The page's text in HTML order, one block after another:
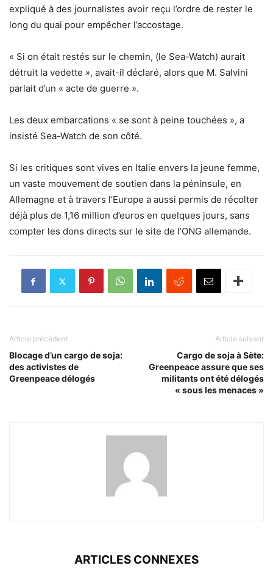
expliqué à des journalistes avoir reçu l’ordre de rester le
long du quai pour empêcher l’accostage.
« Si on était restés sur le chemin, (le Sea-Watch) aurait
détruit la vedette », avait-il déclaré, alors que M. Salvini
parlait d’un « acte de guerre ».
Les deux embarcations « se sont à peine touchées », a
insisté Sea-Watch de son côté.
Si les critiques sont vives en Italie envers la jeune femme,
un vaste mouvement de soutien dans la péninsule, en
Allemagne et à travers l’Europe a aussi permis de récolter
déjà plus de 1,16 million d’euros en quelques jours, sans
compter les dons directs sur le site de l’ONG allemande.
Article précédent
Blocage d’un cargo de soja:
des activistes de
Greenpeace délogés
Article suivant
Cargo de soja à Sète:
Greenpeace assure que ses
militants ont été délogés
« sous les menaces »
ARTICLES CONNEXES